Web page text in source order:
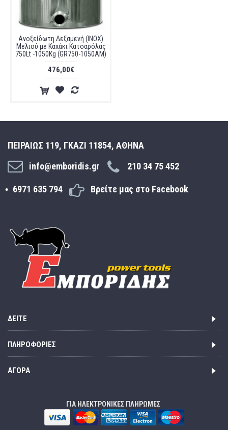
Ανοξείδωτη Δεξαμενή (INOX)
Μελιού με Καπάκι Κατσαρόλας
750Lt -1050Kg (GR750-1050AM)
476,00€
ΠΕΙΡΑΙΩΣ 119, ΓΚΑΖΙ 11854, ΑΘΗΝΑ
info@emboridis.gr
210 34 75 452
6971 635 794 Βρείτε μας στο Facebook
ΔΕΊΤΕ
ΠΛΗΡΟΦΟΡΊΕΣ
ΑΓΟΡΆ
ΓΙΑ ΗΛΕΚΤΡΟΝΙΚΕΣ ΠΛΗΡΩΜΕΣ